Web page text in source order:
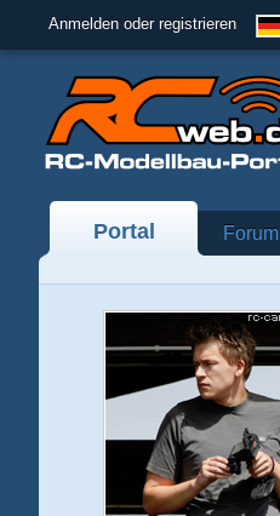
Anmelden oder registrieren
Portal Forum